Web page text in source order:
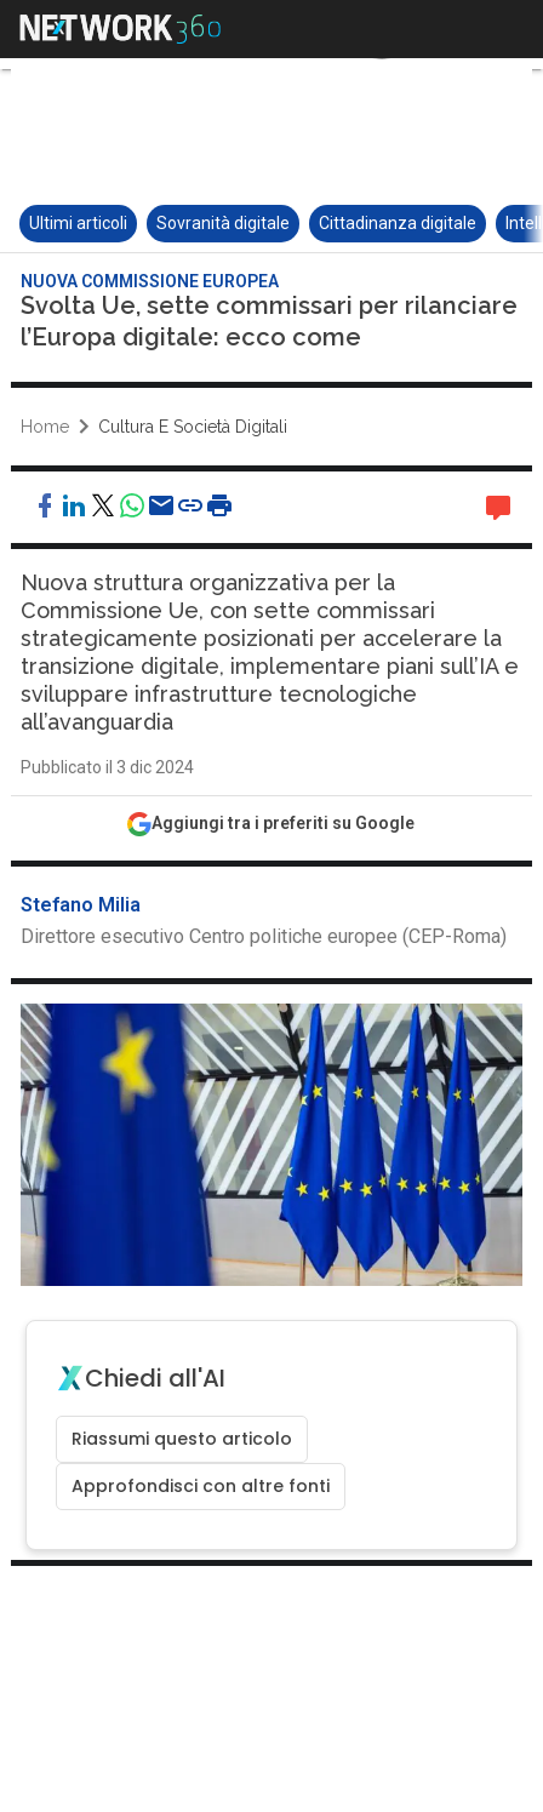
Ultimi articoli Sovranità digitale Cittadinanza digitale
NUOVA COMMISSIONE EUROPEA
Svolta Ue, sette commissari per rilanciare
l’Europa digitale: ecco come
Home Cultura E Società Digitali
Nuova struttura organizzativa per la
Commissione Ue, con sette commissari
strategicamente posizionati per accelerare la
transizione digitale, implementare piani sull’IA e
sviluppare infrastrutture tecnologiche
all’avanguardia
Pubblicato il 3 dic 2024
Aggiungi tra i preferiti su Google
Stefano Milia
Direttore esecutivo Centro politiche europee (CEP-Roma)
Chiedi all'AI
Riassumi questo articolo
Approfondisci con altre fonti